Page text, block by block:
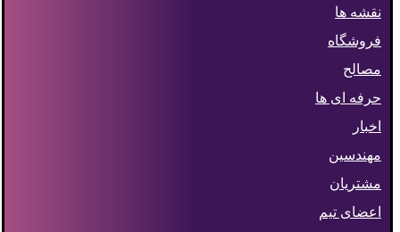
نقشه ها
فروشگاه
مصالح
حرفه ای ها
اخبار
مهندسین
مشتریان
اعضای تیم